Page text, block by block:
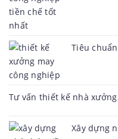
Tiêu
Tư vấn thiết kế nhà
Xây dựng